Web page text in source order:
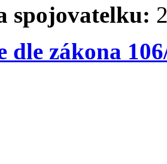
spojovatelku:
dle zákona